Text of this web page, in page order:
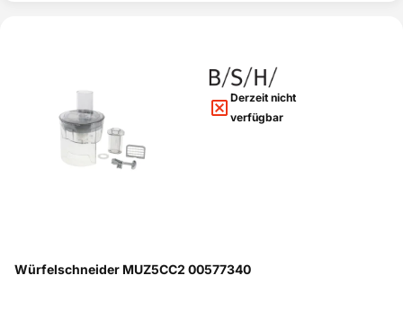
Derzeit nicht
verfügbar
Würfelschneider MUZ5CC2 00577340